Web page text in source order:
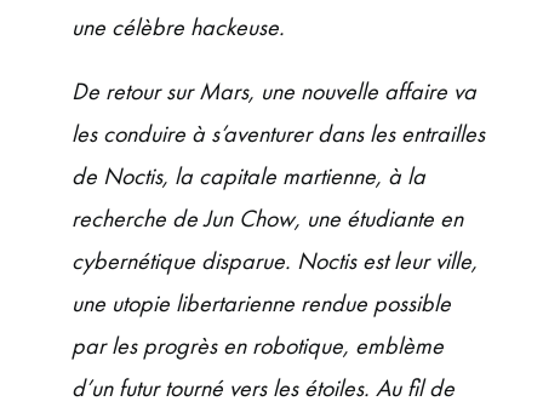
une célèbre hackeuse.
De retour sur Mars, une nouvelle affaire va
les conduire à s’aventurer dans les entrailles
de Noctis, la capitale martienne, à la
recherche de Jun Chow, une étudiante en
cybernétique disparue. Noctis est leur ville,
une utopie libertarienne rendue possible
par les progrès en robotique, emblème
d’un futur tourné vers les étoiles. Au fil de